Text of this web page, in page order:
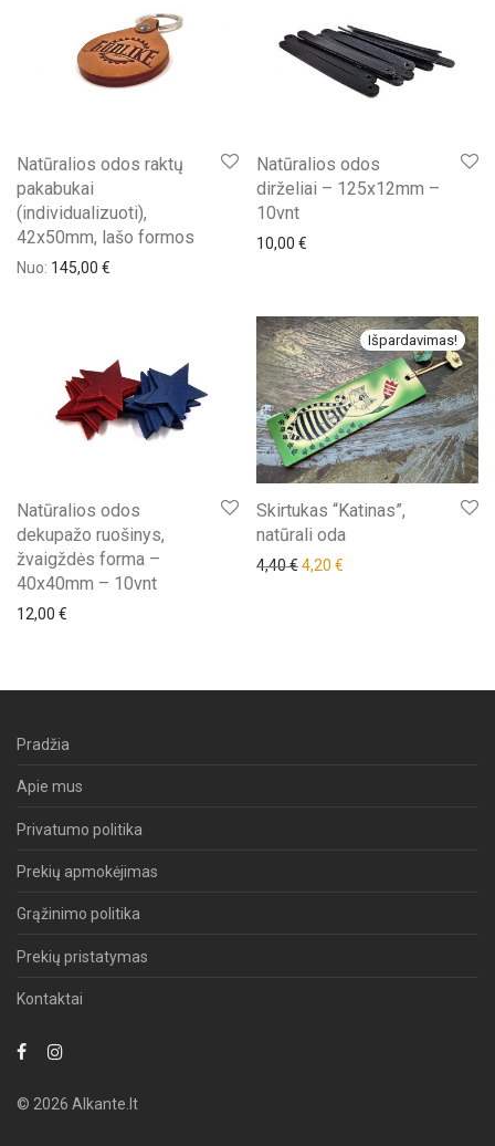
Natūralios odos raktų
pakabukai
(individualizuoti),
42x50mm, lašo formos
Nuo: 145,00 €
Natūralios odos
dirželiai – 125x12mm –
10vnt
10,00 €
Natūralios odos
dekupažo ruošinys,
žvaigždės forma –
40x40mm – 10vnt
12,00 €
Išpardavimas!
Skirtukas “Katinas”,
natūrali oda
4,40€Original price was: 4,40 €.
4,20 €
Pradžia
Apie mus
Privatumo politika
Prekių apmokėjimas
Grąžinimo politika
Prekių pristatymas
Kontaktai
© 2026 Alkante.lt